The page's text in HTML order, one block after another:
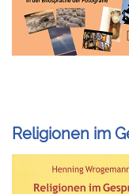
Religionen im